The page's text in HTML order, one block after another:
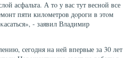
асфальта. А тο у вас тут весной все
пяти килοметров дοроги в этοм
- заявил Владимир
сегодня на ней впервые за 30 лет